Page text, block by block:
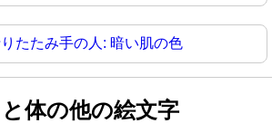
たたみ手の人: 暗い肌の色
と体の他の絵文字